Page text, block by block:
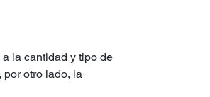
la cantidad y tipo de
por otro lado, la